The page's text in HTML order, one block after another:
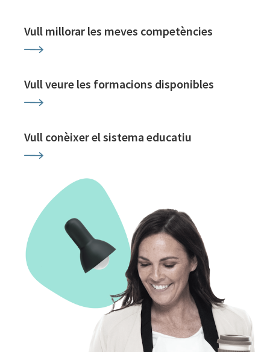
Vull millorar les meves competències
Vull veure les formacions disponibles
Vull conèixer el sistema educatiu